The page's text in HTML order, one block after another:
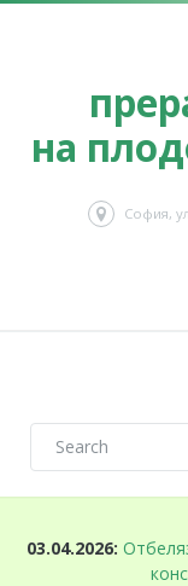
на
София,
03.04.2026: